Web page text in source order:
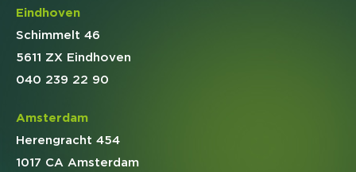
Eindhoven
Schimmelt 46
5611 ZX Eindhoven
040 239 22 90
Amsterdam
Herengracht 454
1017 CA Amsterdam